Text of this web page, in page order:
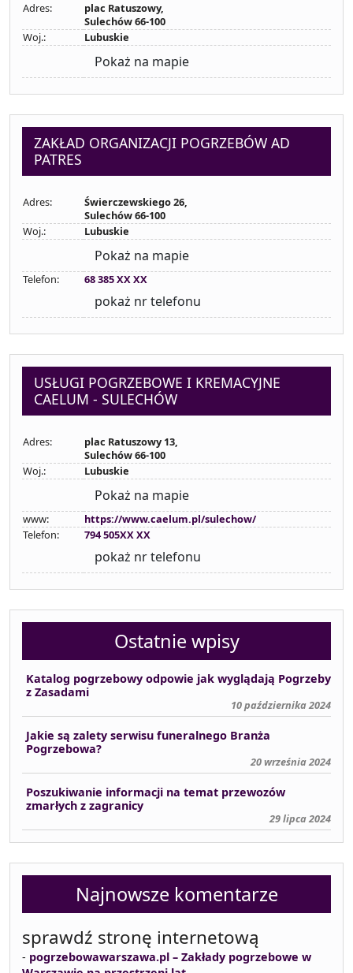
Adres:
plac Ratuszowy,
Sulechów 66-100
Woj.:
Lubuskie
Pokaż na mapie
ZAKŁAD ORGANIZACJI POGRZEBÓW AD
PATRES
Adres:
Świerczewskiego 26,
Sulechów 66-100
Woj.:
Lubuskie
Pokaż na mapie
Telefon: 68 385 XX XX
pokaż nr telefonu
USŁUGI POGRZEBOWE I KREMACYJNE
CAELUM - SULECHÓW
Adres:
plac Ratuszowy 13,
Sulechów 66-100
Woj.:
Lubuskie
Pokaż na mapie
www:
https://www.caelum.pl/sulechow/
Telefon:
794 505XX XX
pokaż nr telefonu
Ostatnie wpisy
Katalog pogrzebowy odpowie jak wyglądają Pogrzeby
z Zasadami
10 października 2024
Jakie są zalety serwisu funeralnego Branża
Pogrzebowa?
20 września 2024
Poszukiwanie informacji na temat przewozów
zmarłych z zagranicy
29 lipca 2024
Najnowsze komentarze
sprawdź stronę internetową
- pogrzebowawarszawa.pl – Zakłady pogrzebowe w